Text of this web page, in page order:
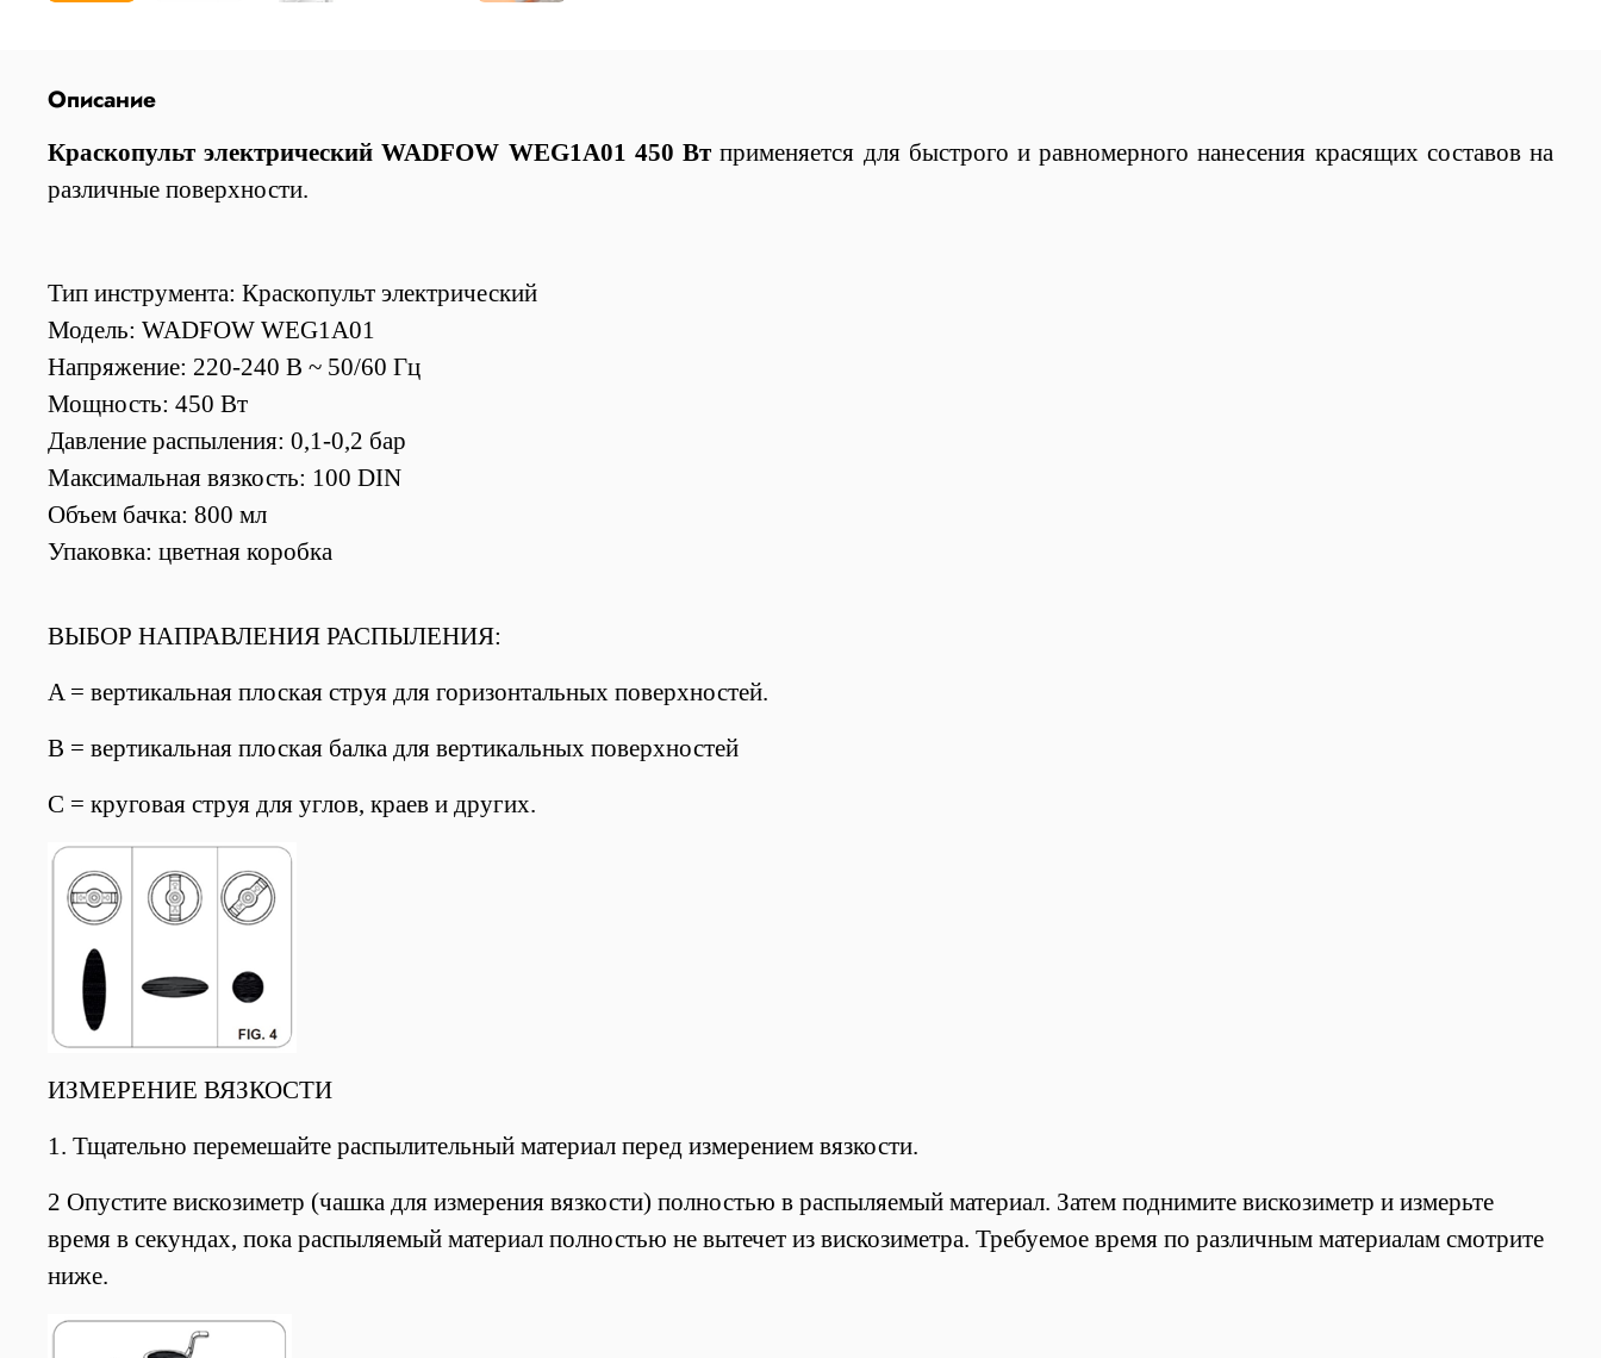
Описание
Краскопульт электрический WADFOW WEG1A01 450 Вт применяется для быстрого и равномерного нанесения красящих составов на
различные поверхности.
Тип инструмента: Краскопульт электрический
Модель: WADFOW WEG1A01
Напряжение: 220-240 В ~ 50/60 Гц
Мощность: 450 Вт
Давление распыления: 0,1-0,2 бар
Максимальная вязкость: 100 DIN
Объем бачка: 800 мл
Упаковка: цветная коробка
ВЫБОР НАПРАВЛЕНИЯ РАСПЫЛЕНИЯ:
A = вертикальная плоская струя для горизонтальных поверхностей.
B = вертикальная плоская балка для вертикальных поверхностей
С = круговая струя для углов, краев и других.
ИЗМЕРЕНИЕ ВЯЗКОСТИ
1. Тщательно перемешайте распылительный материал перед измерением вязкости.
2 Опустите вискозиметр (чашка для измерения вязкости) полностью в распыляемый материал. Затем поднимите вискозиметр и измерьте
время в секундах, пока распыляемый материал полностью не вытечет из вискозиметра. Требуемое время по различным материалам смотрите
ниже.